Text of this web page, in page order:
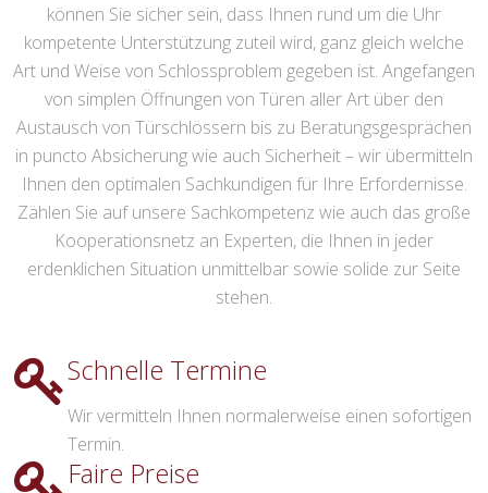
können Sie sicher sein, dass Ihnen rund um die Uhr
kompetente Unterstützung zuteil wird, ganz gleich welche
Art und Weise von Schlossproblem gegeben ist. Angefangen
von simplen Öffnungen von Türen aller Art über den
Austausch von Türschlössern bis zu Beratungsgesprächen
in puncto Absicherung wie auch Sicherheit – wir übermitteln
Ihnen den optimalen Sachkundigen für Ihre Erfordernisse.
Zählen Sie auf unsere Sachkompetenz wie auch das große
Kooperationsnetz an Experten, die Ihnen in jeder
erdenklichen Situation unmittelbar sowie solide zur Seite
stehen.
Schnelle Termine
Wir vermitteln Ihnen normalerweise einen sofortigen
Termin.
Faire Preise